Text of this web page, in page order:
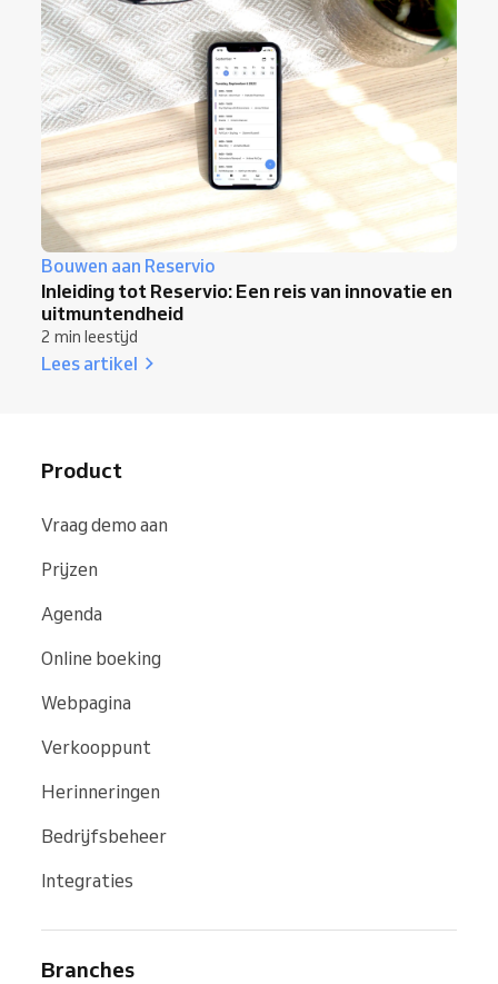
Bouwen aan Reservio
Inleiding tot Reservio: Een reis van innovatie en
uitmuntendheid
2 min leestijd
Lees artikel
Product
Vraag demo aan
Prijzen
Agenda
Online boeking
Webpagina
Verkooppunt
Herinneringen
Bedrijfsbeheer
Integraties
Branches